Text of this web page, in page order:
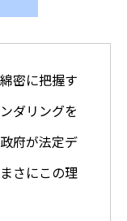
密に把握す
ダリングを
府が法定デ
さにこの理